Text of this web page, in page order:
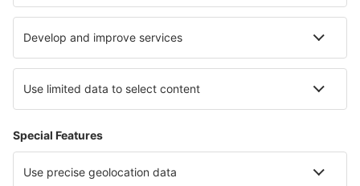
Wajima Noto (NTQ)
Kitaakita Odate-Noshiro (ONJ)
Okayama Airport (OKJ)
Wadomari Okinoerabu (OKE)
Okushiri (OIR)